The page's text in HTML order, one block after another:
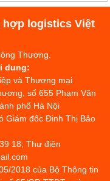
hợp logistics Việt
Thương.
dung:
và Thương mại
số 655 Phạm Văn
phố Hà Nội
Giám đốc Đinh Thị Bảo
18; Thư điện
2018 của Bộ Thông tin